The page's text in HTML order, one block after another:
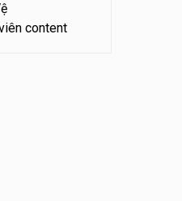
bàn
BAR NHẬT
content